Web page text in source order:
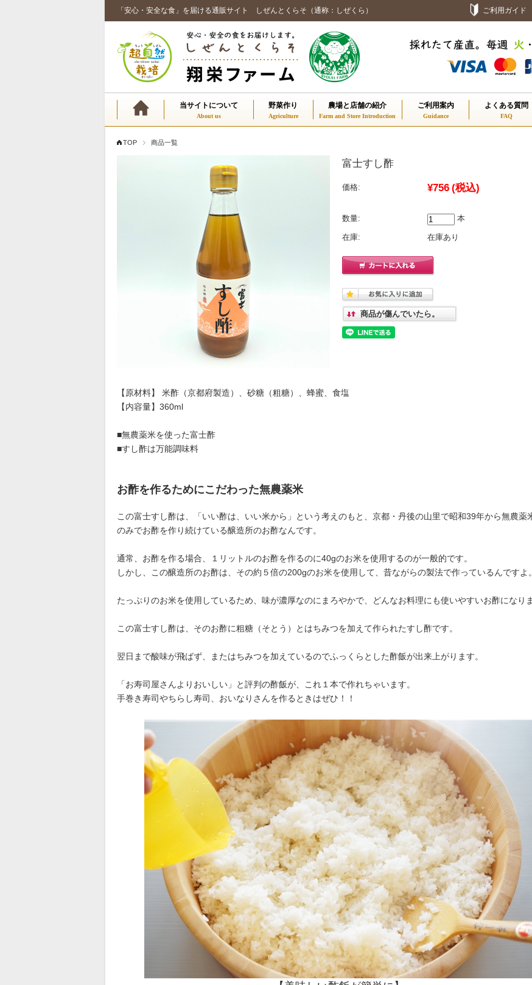
「安心・安全な食」を届ける通販サイト しぜんとくらそ（通称：しぜくら） ご利用ガイド
当サイトについて 野菜作り 農場と店舗の紹介 ご利用案内 よくある質問
TOP 商品一覧
富士すし酢
価格: ¥756 (税込)
数量: 本
在庫: 在庫あり
商品が傷んでいたら。
【原材料】 米酢（京都府製造）、砂糖（粗糖）、蜂蜜、食塩
【内容量】360ml
■無農薬米を使った富士酢
■すし酢は万能調味料
お酢を作るためにこだわった無農薬米
この富士すし酢は、「いい酢は、いい米から」という考えのもと、京都・丹後の山里で昭和39年から無農薬
のみでお酢を作り続けている醸造所のお酢なんです。
通常、お酢を作る場合、１リットルのお酢を作るのに40gのお米を使用するのが一般的です。
しかし、この醸造所のお酢は、その約５倍の200gのお米を使用して、昔ながらの製法で作っているんですよ。
たっぷりのお米を使用しているため、味が濃厚なのにまろやかで、どんなお料理にも使いやすいお酢になりま
この富士すし酢は、そのお酢に粗糖（そとう）とはちみつを加えて作られたすし酢です。
翌日まで酸味が飛ばず、またはちみつを加えているのでふっくらとした酢飯が出来上がります。
「お寿司屋さんよりおいしい」と評判の酢飯が、これ１本で作れちゃいます。
手巻き寿司やちらし寿司、おいなりさんを作るときはぜひ！！